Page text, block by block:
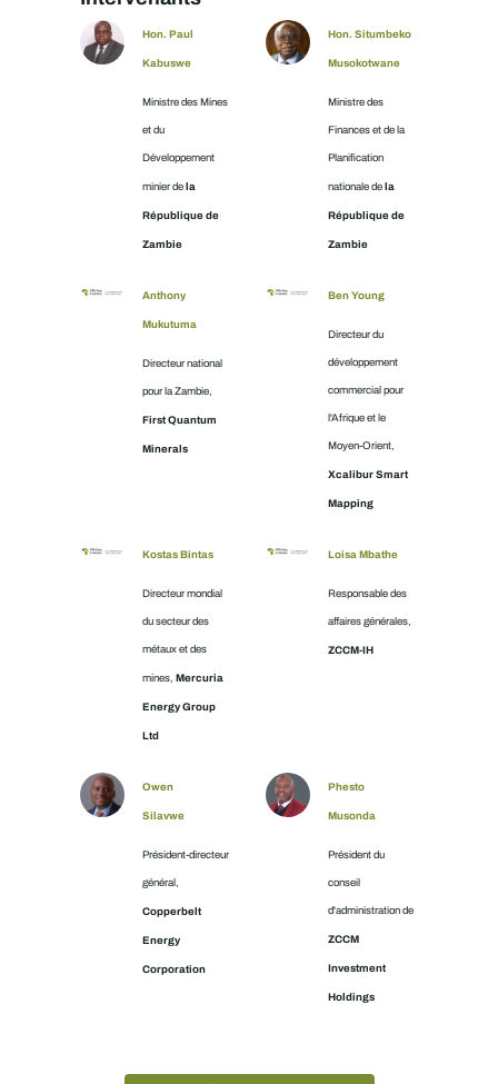
Hon. Paul
Kabuswe
Ministre des Mines
et du
Développement
minier dela
République de
Zambie
Hon. Situmbeko
Musokotwane
Ministre des
Finances et de la
Planification
nationale dela
République de
Zambie
Anthony
Mukutuma
Directeur national
pour la Zambie,
First Quantum
Minerals
Ben Young
Directeur du
développement
commercial pour
l'Afrique et le
Moyen-Orient,
Xcalibur Smart
Mapping
Kostas Bintas
Directeur mondial
du secteur des
métaux et des
mines, Mercuria
Energy Group
Ltd
Loisa Mbathe
Responsable des
affaires générales,
ZCCM-IH
Owen
Silavwe
Président-directeur
général,
Copperbelt
Energy
Corporation
Phesto
Musonda
Président du
conseil
d'administration de
ZCCM
Investment
Holdings